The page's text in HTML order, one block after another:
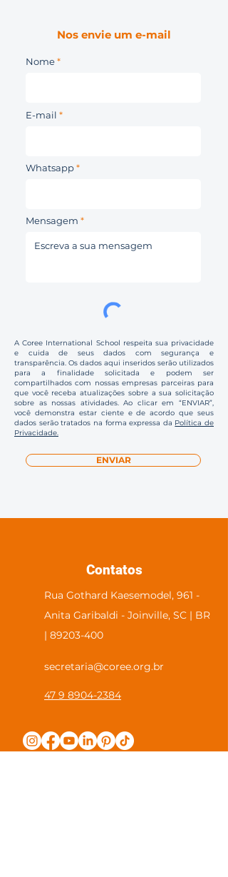
Nos envie um e-mail
Nome
E-mail
Whatsapp
Mensagem
A Coree International School respeita sua privacidade
e cuida de seus dados com segurança e
transparência. Os dados aqui inseridos serão utilizados
para a finalidade solicitada e podem ser
compartilhados com nossas empresas parceiras para
que você receba atualizações sobre a sua solicitação
sobre as nossas atividades. Ao clicar em “ENVIAR”,
você demonstra estar ciente e de acordo que seus
dados serão tratados na forma expressa da Política de
Privacidade.
ENVIAR
Contatos
Rua Gothard Kaesemodel, 961 -
Anita Garibaldi - Joinville, SC | BR
| 89203-400
secretaria@coree.org.br
47 9 8904-2384